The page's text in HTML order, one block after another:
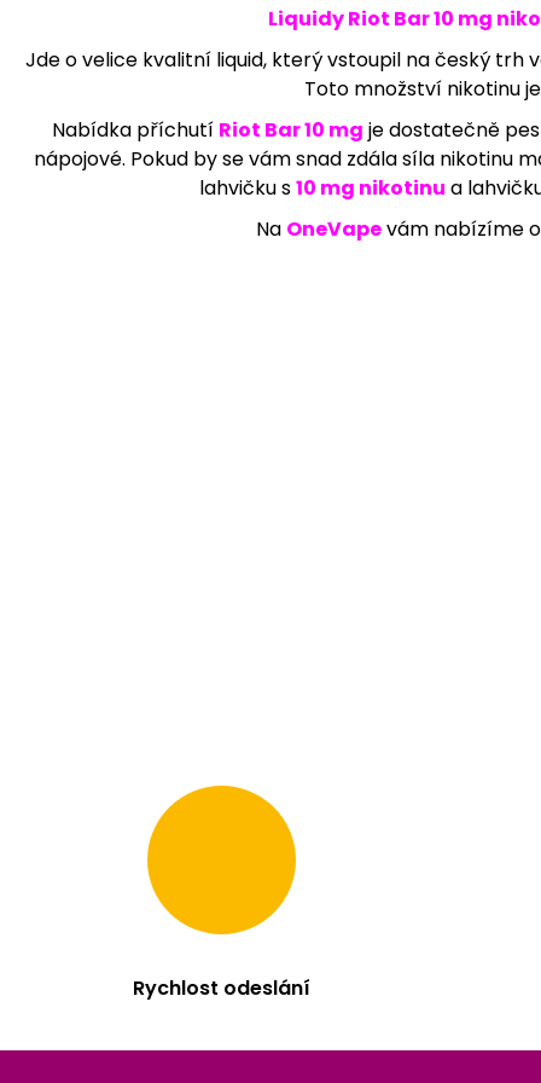
Liquidy Riot Bar 10 mg
Jde o velice kvalitní liquid, který vstoupil na český trh
Toto množství nikotinu
Nabídka příchutí Riot Bar 10 mg je dostatečně
nápojové. Pokud by se vám snad zdála síla nikotinu
lahvičku s10 mg nikotinu a
Na OneVapevám nabízíme
Rychlost odeslání